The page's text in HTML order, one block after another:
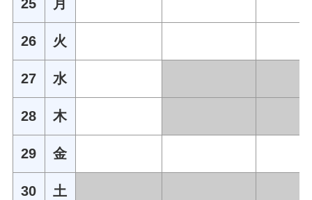
25 月
26 火
27 水
28 木
29 金
30 土